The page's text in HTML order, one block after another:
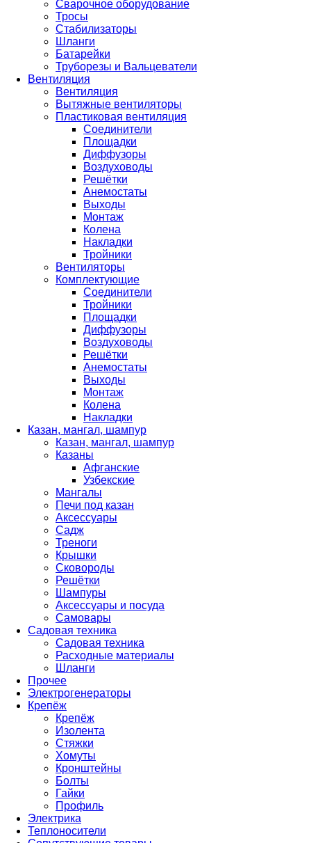
Сварочное оборудование
Тросы
Стабилизаторы
Шланги
Батарейки
Труборезы и Вальцеватели
Вентиляция
Вентиляция
Вытяжные вентиляторы
Пластиковая вентиляция
Соединители
Площадки
Диффузоры
Воздуховоды
Решётки
Анемостаты
Выходы
Монтаж
Колена
Накладки
Тройники
Вентиляторы
Комплектующие
Соединители
Тройники
Площадки
Диффузоры
Воздуховоды
Решётки
Анемостаты
Выходы
Монтаж
Колена
Накладки
Казан, мангал, шампур
Казан, мангал, шампур
Казаны
Афганские
Узбекские
Мангалы
Печи под казан
Аксессуары
Садж
Треноги
Крышки
Сковороды
Решётки
Шампуры
Аксессуары и посуда
Самовары
Садовая техника
Садовая техника
Расходные материалы
Шланги
Прочее
Электрогенераторы
Крепёж
Крепёж
Изолента
Стяжки
Хомуты
Кронштейны
Болты
Гайки
Профиль
Электрика
Теплоносители